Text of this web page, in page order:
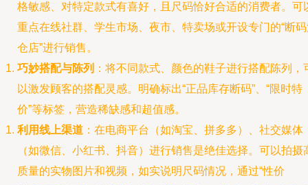
格敏感、对特定款式有喜好，且尺码恰好合适的消费者。可
重点在线社群、学生市场、夜市、特卖场或开设专门的“断
仓店”进行销售。
巧妙搭配与陈列 ：将不同款式、颜色的鞋子进行搭配陈列，
以激发顾客的搭配灵感。明确标出“正品库存断码”、“限时特
价”等标签，营造稀缺感和超值感。
利用线上渠道 ：在电商平台（如淘宝、拼多多）、社交媒体
（如微信、小红书、抖音）进行销售是绝佳选择。可以拍摄
质量的实物图片和视频，如实说明尺码情况，通过“性价